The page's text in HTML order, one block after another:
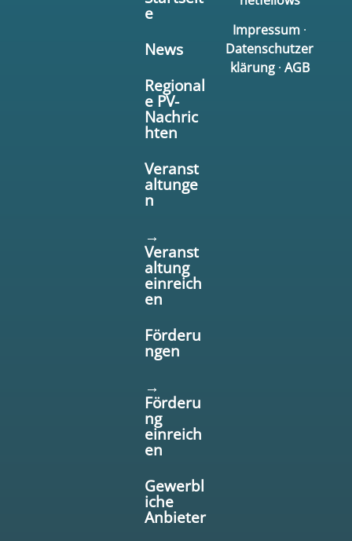
e
News
Regional
e PV-
Nachric
hten
Veranst
altunge
n
→
Veranst
altung
einreich
en
Förderu
ngen
→
Förderu
ng
einreich
en
Gewerbl
iche
Anbieter
Impressum ·
Datenschutzer
klärung· AGB